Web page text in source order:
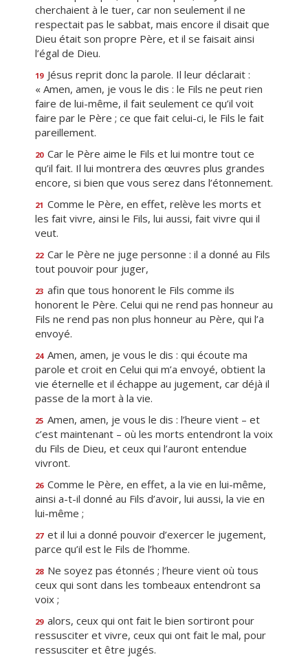
cherchaient à le tuer, car non seulement il ne
respectait pas le sabbat, mais encore il disait que
Dieu était son propre Père, et il se faisait ainsi
l’égal de Dieu.
19 Jésus reprit donc la parole. Il leur déclarait :
« Amen, amen, je vous le dis : le Fils ne peut rien
faire de lui-même, il fait seulement ce qu’il voit
faire par le Père ; ce que fait celui-ci, le Fils le fait
pareillement.
20 Car le Père aime le Fils et lui montre tout ce
qu’il fait. Il lui montrera des œuvres plus grandes
encore, si bien que vous serez dans l’étonnement.
21 Comme le Père, en effet, relève les morts et
les fait vivre, ainsi le Fils, lui aussi, fait vivre qui il
veut.
22 Car le Père ne juge personne : il a donné au Fils
tout pouvoir pour juger,
23 afin que tous honorent le Fils comme ils
honorent le Père. Celui qui ne rend pas honneur au
Fils ne rend pas non plus honneur au Père, qui l’a
envoyé.
24 Amen, amen, je vous le dis : qui écoute ma
parole et croit en Celui qui m’a envoyé, obtient la
vie éternelle et il échappe au jugement, car déjà il
passe de la mort à la vie.
25 Amen, amen, je vous le dis : l’heure vient – et
c’est maintenant – où les morts entendront la voix
du Fils de Dieu, et ceux qui l’auront entendue
vivront.
26 Comme le Père, en effet, a la vie en lui-même,
ainsi a-t-il donné au Fils d’avoir, lui aussi, la vie en
lui-même ;
27 et il lui a donné pouvoir d’exercer le jugement,
parce qu’il est le Fils de l’homme.
28 Ne soyez pas étonnés ; l’heure vient où tous
ceux qui sont dans les tombeaux entendront sa
voix ;
29 alors, ceux qui ont fait le bien sortiront pour
ressusciter et vivre, ceux qui ont fait le mal, pour
ressusciter et être jugés.